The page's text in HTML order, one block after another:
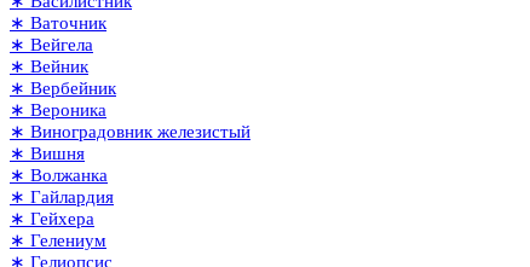
∗ Ваточник
∗ Вейгела
∗ Вейник
∗ Вербейник
∗ Вероника
∗ Виноградовник железистый
∗ Вишня
∗ Волжанка
∗ Гайлардия
∗ Гейхера
∗ Гелениум
∗ Гелиопсис